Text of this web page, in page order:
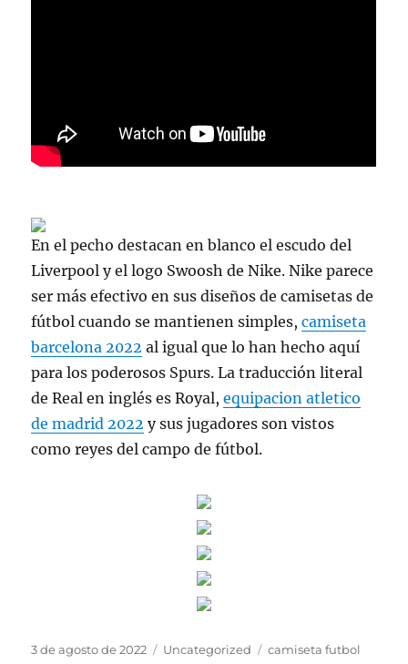
En el pecho destacan en blanco el escudo del
Liverpool y el logo Swoosh de Nike. Nike parece
ser más efectivo en sus diseños de camisetas de
fútbol cuando se mantienen simples,camiseta
barcelona 2022 al igual que lo han hecho aquí
para los poderosos Spurs. La traducción literal
de Real en inglés es Royal,equipacion atletico
de madrid 2022 y sus jugadores son vistos
como reyes del campo de fútbol.
Publicado
3 de agosto de 2022 Categorías
Uncategorized Etiquetas
camiseta futbol